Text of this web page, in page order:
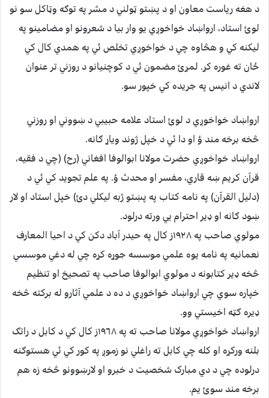
د هغه رياست معاون او د پښتو ټولني د مشر په توګه وټاکل سو نو
لوئ استاد، ارواښاد خواخوږي يو وار بيا د شعرونو او مضامينو په
ليکنه کي و هڅاوه چي د خواخوږي تخلص ئي په همدي کال کي
ځان ته غوره کړ. لمړئ مضمون ئي د کوچنيانو د روزني تر عنوان
لاندي د انيس په جريده کي خپور سو.
ارواښاد خواخوږي د لوئ استاد علامه حبيبي د ښووني او روزني
څخه برخه مند ؤ او دا ئي د خپل ژوند وياړ ګانه.
ارواښاد خواخوږي حضرت مولانا ابوالوفا افغاني (رح) (چي د فقيه،
قرآن کريم ښه قاري، مفسر او محدث ؤ. په علم تجويد کي ئي د
(دليل القرآن) په نامه کتاب په پښتو ژبه ليکلي دئ) خپل استاد او لار
ښود ګانه او ډير احترام يي ورته درلود.
مولوي صاحب په ١٩٢٨ز کال په حيدر آباد دکن کي د احيا المعارف
نعمانيه په نامه يوه علمي موسسه جوړه کړه چي له دغي موسسي
څخه ډير کتابونه د مولوي ابوالوفا صاحب په تصحيخ او تنظيم
خپاره سوي چي ارواښاد خواخوږي د ده د علمي آثارو له برکته څخه
ډيره ګټه اخيستي وو.
ارواښاد خواخوږي مولانا صاحب ته په ١٩٦٨ز کال کي د کابل د راتګ
بلنه ورکړه او کله چي کابل ته راغلي نو زموږ په کور کي ئي هستوګنه
درلوده چي د دي مبارک شخصيت د خبرو او لارښوونو څخه زه هم
برخه مند سوئ يم.